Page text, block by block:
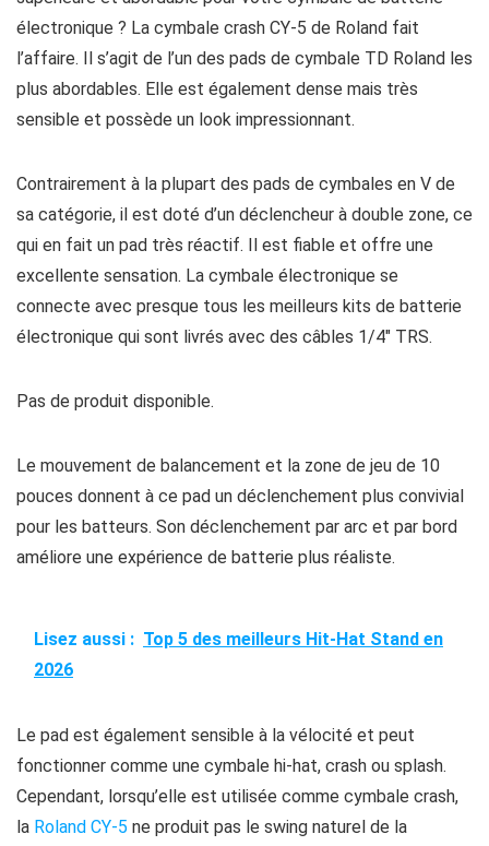
électronique ? La cymbale crash CY-5 de Roland fait
l’affaire. Il s’agit de l’un des pads de cymbale TD Roland les
plus abordables. Elle est également dense mais très
sensible et possède un look impressionnant.
Contrairement à la plupart des pads de cymbales en V de
sa catégorie, il est doté d’un déclencheur à double zone, ce
qui en fait un pad très réactif. Il est fiable et offre une
excellente sensation. La cymbale électronique se
connecte avec presque tous les meilleurs kits de batterie
électronique qui sont livrés avec des câbles 1/4″ TRS.
Pas de produit disponible.
Le mouvement de balancement et la zone de jeu de 10
pouces donnent à ce pad un déclenchement plus convivial
pour les batteurs. Son déclenchement par arc et par bord
améliore une expérience de batterie plus réaliste.
Lisez aussi : Top 5 des meilleurs Hit-Hat Stand en
2026
Le pad est également sensible à la vélocité et peut
fonctionner comme une cymbale hi-hat, crash ou splash.
Cependant, lorsqu’elle est utilisée comme cymbale crash,
la Roland CY-5 ne produit pas le swing naturel de la